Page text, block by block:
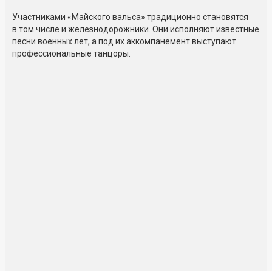
Участниками «Майского вальса» традиционно становятся
в том числе и железнодорожники. Они исполняют известные
песни военных лет, а под их аккомпанемент выступают
профессиональные танцоры.